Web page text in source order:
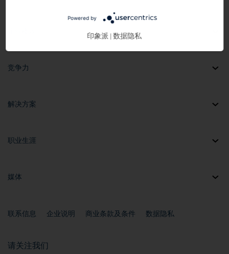
竞争力
解决方案
职业生涯
媒体
联系信息 企业说明 商业条款及条件 数据隐私
请关注我们
Powered by
印象派 数据隐私